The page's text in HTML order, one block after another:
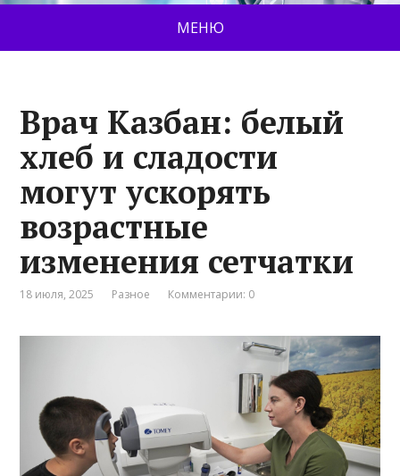
МЕНЮ
Врач Казбан: белый
хлеб и сладости
могут ускорять
возрастные
изменения сетчатки
18 июля, 2025 Разное Комментарии: 0